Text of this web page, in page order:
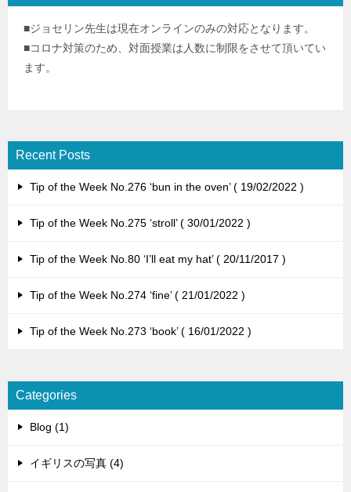
■ジョセリン先生は現在オンラインのみの対応となります。
■コロナ対策のため、対面授業は人数に制限をさせて頂いてい
ます。
Recent Posts
Tip of the Week No.276 ‘bun in the oven’ 19/02/2022
Tip of the Week No.275 ‘stroll’ 30/01/2022
Tip of the Week No.80 ‘I’ll eat my hat’ 20/11/2017
Tip of the Week No.274 ‘fine’ 21/01/2022
Tip of the Week No.273 ‘book’ 16/01/2022
Categories
Blog (1)
イギリスの写真 (4)